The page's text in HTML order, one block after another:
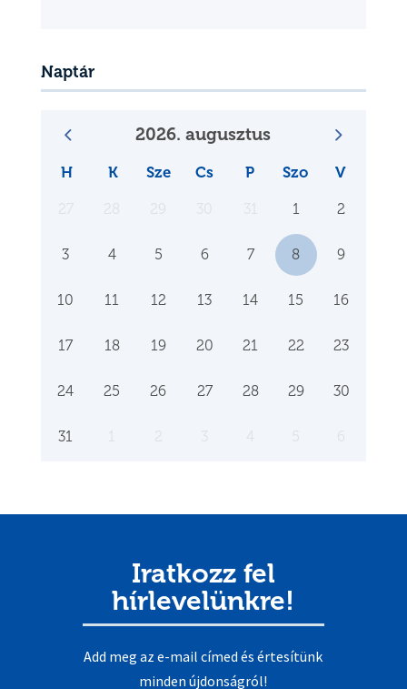
Naptár
2026. augusztus
H K Sze Cs P Szo V
1 2
3 4 5 6 7 8 9
10 11 12 13 14 15 16
17 18 19 20 21 22 23
24 25 26 27 28 29 30
31
Iratkozz fel
hírlevelünkre!
Add meg az e-mail címed és értesítünk
minden újdonságról!